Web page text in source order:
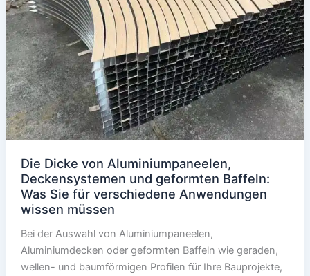
Die Dicke von Aluminiumpaneelen,
Deckensystemen und geformten Baffeln:
Was Sie für verschiedene Anwendungen
wissen müssen
Bei der Auswahl von Aluminiumpaneelen,
Aluminiumdecken oder geformten Baffeln wie geraden,
wellen- und baumförmigen Profilen für Ihre Bauprojekte,